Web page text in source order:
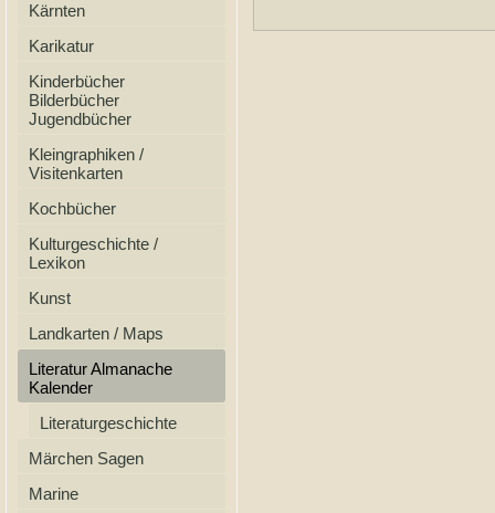
Kärnten
Karikatur
Kinderbücher
Bilderbücher
Jugendbücher
Kleingraphiken /
Visitenkarten
Kochbücher
Kulturgeschichte /
Lexikon
Kunst
Landkarten / Maps
Literatur Almanache
Kalender
Literaturgeschichte
Märchen Sagen
Marine